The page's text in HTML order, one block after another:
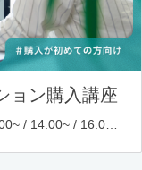
ョン購入講座
木・金・土・日・祝日開催 10:30~ / 13:00~ / 14:00~ / 16:00~ / 17:00~/ 18:30~/ 19:30~